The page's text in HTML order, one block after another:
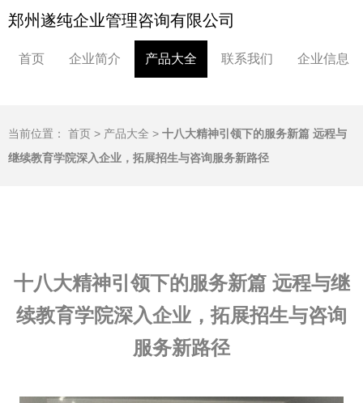
郑州遂纯企业管理咨询有限公司
首页 企业简介 产品大全 联系我们 企业信息
当前位置： 首页 > 产品大全 > 十八大精神引领下的服务新篇 远程与
继续教育学院深入企业，拓展招生与咨询服务新路径
十八大精神引领下的服务新篇 远程与继
续教育学院深入企业，拓展招生与咨询
服务新路径